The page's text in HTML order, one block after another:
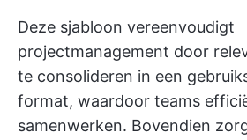
Deze sjabloon vereenvoudigt
projectmanagement door
te consolideren in een
format, waardoor teams
samenwerken. Bovendien